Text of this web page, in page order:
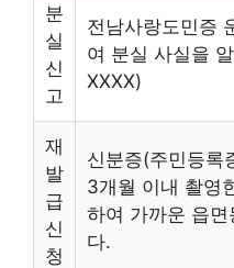
분
실
신
고
전남사랑도민증
여 분실 사실을
XXXX)
재
발
급
신
청
신분증(주민등록
3개월 이내 촬영
하여 가까운 읍
다.